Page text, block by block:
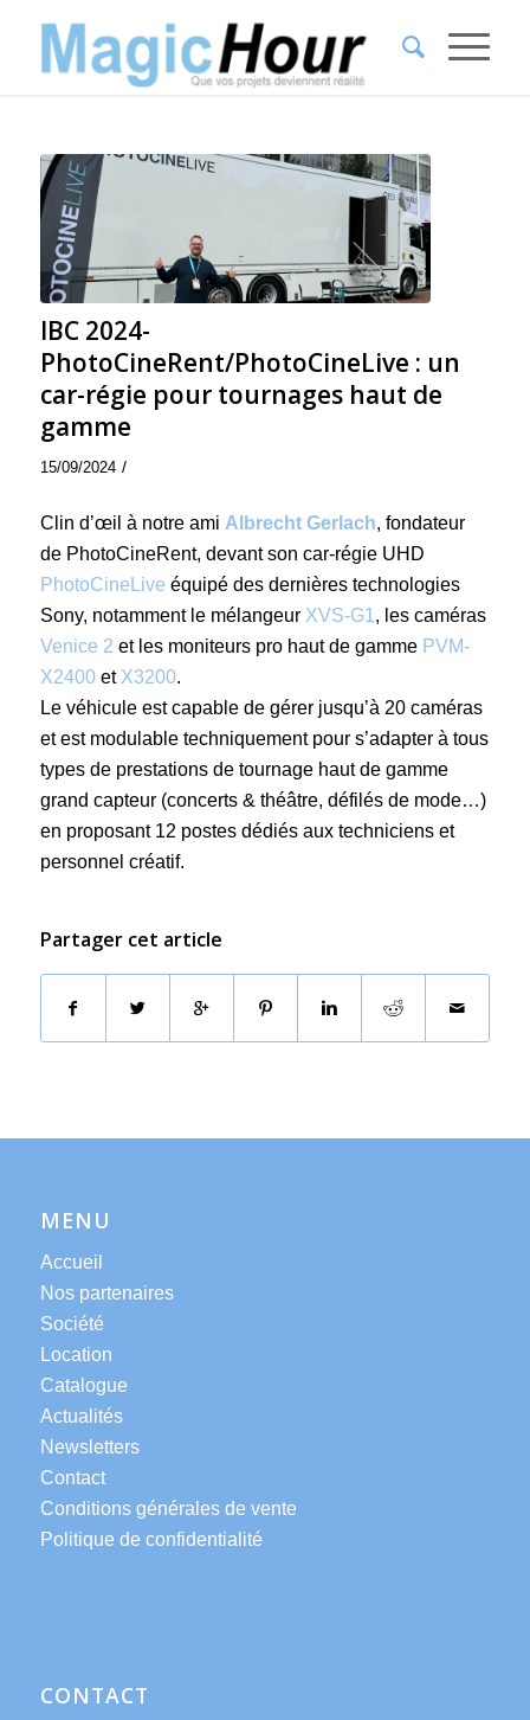
IBC 2024-
PhotoCineRent/PhotoCineLive : un
car-régie pour tournages haut de
gamme
15/09/2024 /
Clin d’œil à notre ami Albrecht Gerlach, fondateur
de PhotoCineRent, devant son car-régie UHD
PhotoCineLive équipé des dernières technologies
Sony, notamment le mélangeur XVS-G1 , les caméras
Venice 2 et les moniteurs pro haut de gamme PVM-
X2400et X3200.
Le véhicule est capable de gérer jusqu’à 20 caméras
et est modulable techniquement pour s’adapter à tous
types de prestations de tournage haut de gamme
grand capteur (concerts & théâtre, défilés de mode…)
en proposant 12 postes dédiés aux techniciens et
personnel créatif.
Partager cet article
MENU
Accueil
Nos partenaires
Société
Location
Catalogue
Actualités
Newsletters
Contact
Conditions générales de vente
Politique de confidentialité
CONTACT